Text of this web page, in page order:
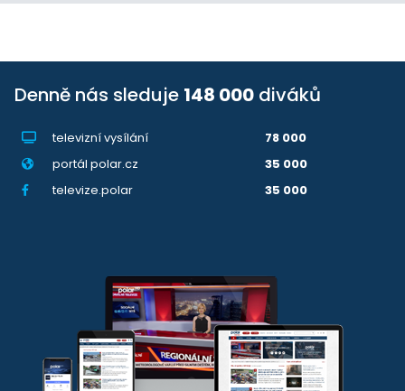
Denně nás sleduje 148 000 diváků
televizní vysílání
78 000
portál polar.cz
35 000
televize.polar
35 000